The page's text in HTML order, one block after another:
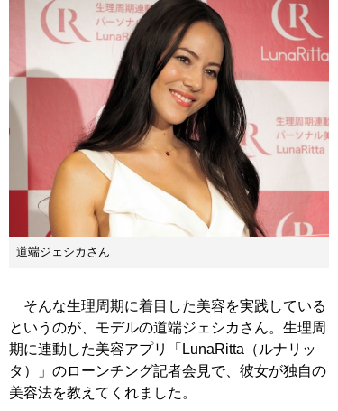
道端ジェシカさん
そんな生理周期に着目した美容を実践している
というのが、モデルの道端ジェシカさん。生理周
期に連動した美容アプリ「LunaRitta（ルナリッ
タ）」のローンチング記者会見で、彼女が独自の
美容法を教えてくれました。